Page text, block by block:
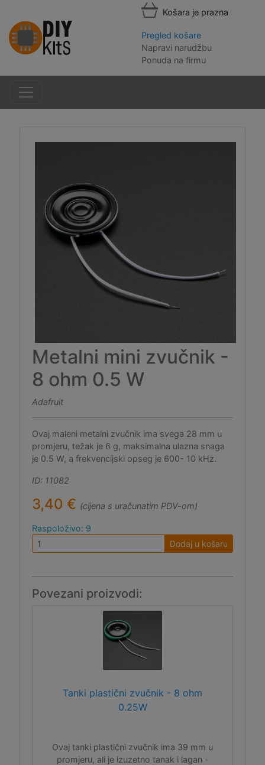
Košara je prazna
Pregled košare
Napravi narudžbu
Ponuda na firmu
Metalni mini zvučnik -
8 ohm 0.5 W
Adafruit
Ovaj maleni metalni zvučnik ima svega 28 mm u
promjeru, težak je 6 g, maksimalna ulazna snaga
je 0.5 W, a frekvencijski opseg je 600- 10 kHz.
ID: 11082
3,40 € (cijena s uračunatim PDV-om)
Raspoloživo: 9
Dodaj u košaru
Povezani proizvodi:
Tanki plastični zvučnik - 8 ohm
0.25W
Ovaj tanki plastični zvučnik ima 39 mm u
promjeru, ali je izuzetno tanak i lagan -